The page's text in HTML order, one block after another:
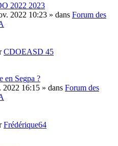
2022 2023
2022 10:23 » dans Forum des
CDOEASD 45
en Segpa ?
2022 16:15 » dans Forum des
Frédérique64